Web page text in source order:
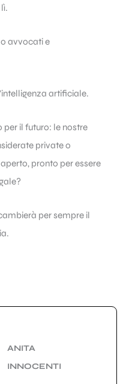
avvocati e
artificiale.
per il futuro: le nostre
private o
pronto per essere
per sempre il
ANITA
INNOCENTI